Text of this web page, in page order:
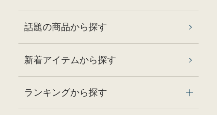
話題の商品から探す
新着アイテムから探す
ランキングから探す